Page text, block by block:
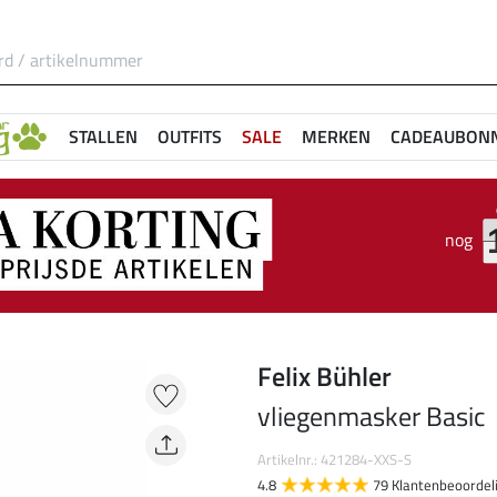
STALLEN OUTFITS SALE MERKEN
nog
Felix Bühler
vliegenmasker Basic
Artikelnr.: 421284-XXS-S
4.8
79